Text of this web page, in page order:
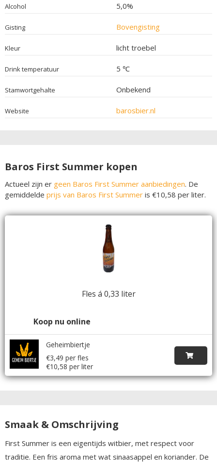
Alcohol 5,0%
Gisting Bovengisting
Kleur licht troebel
Drink temperatuur 5 ℃
Stamwortgehalte Onbekend
Website barosbier.nl
Baros First Summer kopen
Actueel zijn er geen Baros First Summer aanbiedingen. De
gemiddelde prijs van Baros First Summer is €10,58 per liter.
Fles á 0,33 liter
Koop nu online
Geheimbiertje
€3,49 per fles
€10,58 per liter
Smaak & Omschrijving
First Summer is een eigentijds witbier, met respect voor
traditie. Een fris aroma met wat sinaasappel en koriander. De